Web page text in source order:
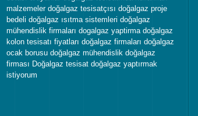
malzemeler doğalgaz tesisatçısı doğalgaz proje
bedeli doğalgaz ısıtma sistemleri doğalgaz
mühendislik firmaları dogalgaz yaptirma doğalgaz
kolon tesisatı fiyatları doğalgaz firmaları doğalgaz
ocak borusu doğalgaz mühendislik doğalgaz
firması Doğalgaz tesisat doğalgaz yaptırmak
istiyorum